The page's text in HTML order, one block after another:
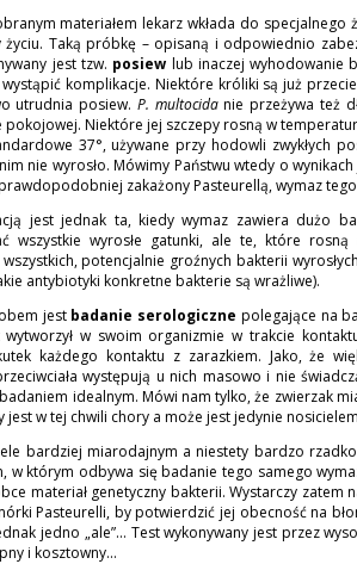
materiałem lekarz wkłada do
Taką próbkę – opisaną i odpowiednio
jest tzw. posiew lub inaczej wyhodowanie
komplikacje. Niektóre króliki są już
utrudnia posiew. P. multocidanie przeżywa też
Niektóre jej szczepy rosną w
37°, używane przy hodowli zwykłych
nie wyrosło. Mówimy Państwu wtedy o wynikach
zakażony Pasteurellą, wymaz
jest jednak ta, kiedy wymaz zawiera dużo
wszystkie wyrosłe gatunki, ale te, które
potencjalnie groźnych bakterii
antybiotyki konkretne bakterie są wrażliwe).
jest badanie serologiczne polegające na
w swoim organizmie w trakcie
każdego kontaktu z zarazkiem. Jako, że
występują u nich masowo i nie
idealnym. Mówi nam tylko, że zwierzak
jest w tej chwili chory a może jest jedynie
bardziej miarodajnym a niestety bardzo
w którym odbywa się badanie tego samego
materiał genetyczny bakterii. Wystarczy zatem
Pasteurelli, by potwierdzić jej obecność na
jedno „ale”... Test wykonywany jest przez
i kosztowny...